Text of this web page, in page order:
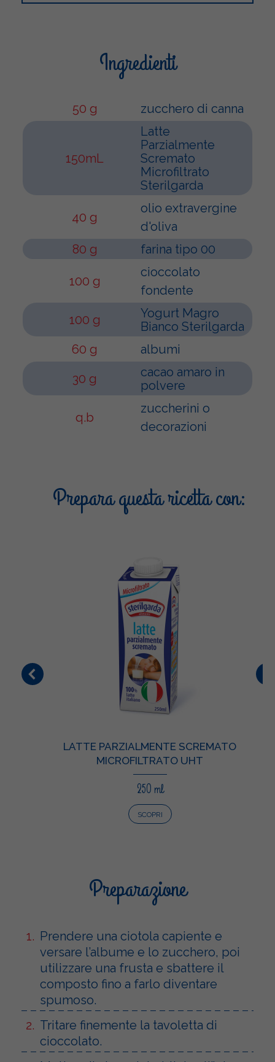
Ingredienti
50 g zucchero di canna
150mL
Latte
Parzialmente
Scremato
Microfiltrato
Sterilgarda
40 g
olio extravergine
d'oliva
80 g
farina tipo 00
100 g
cioccolato
fondente
100 g
Yogurt Magro
Bianco Sterilgarda
60 g
albumi
30 g
cacao amaro in
polvere
q.b
zuccherini o
decorazioni
Prepara questa ricetta con:
LATTE PARZIALMENTE SCREMATO
MICROFILTRATO UHT
250 ml
SCOPRI
Preparazione
Prendere una ciotola capiente e
versare l’albume e lo zucchero, poi
utilizzare una frusta e sbattere il
composto fino a farlo diventare
spumoso.
Tritare finemente la tavoletta di
cioccolato.